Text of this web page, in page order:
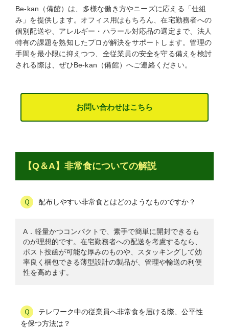
Be-kan（備館）は、多様な働き方やニーズに応える「仕組
み」を提供します。オフィス用はもちろん、在宅勤務者への
個別配送や、アレルギー・ハラール対応品の選定まで、法人
特有の課題を熟知したプロが解決をサポートします。管理の
手間を最小限に抑えつつ、全従業員の安全を守る備えを検討
される際は、ぜひBe-kan（備館）へご連絡ください。
お問い合わせはこちら
【Q＆A】非常食についての解説
配布しやすい非常食とはどのようなものですか？
A．軽量かつコンパクトで、素手で簡単に開封できるも
のが理想的です。在宅勤務者への配送を考慮するなら、
ポスト投函が可能な厚みのものや、スタッキングして効
率良く梱包できる薄型設計の製品が、管理や輸送の利便
性を高めます。
テレワーク中の従業員へ非常食を届ける際、公平性
を保つ方法は？